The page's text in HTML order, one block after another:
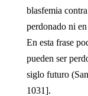
blasfemia
perdonado ni
En esta frase
pueden ser
siglo futuro
1031].